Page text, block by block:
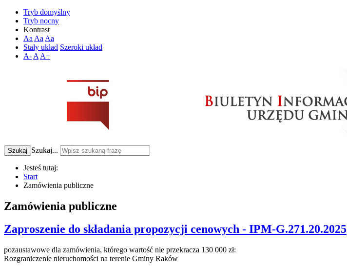
Tryb domyślny
Tryb nocny
Kontrast
Aa Aa Aa
Stały układ Szeroki układ
A- A A+
Szukaj Szukaj...
Jesteś tutaj:
Start
Zamówienia publiczne
Zamówienia publiczne
Zaproszenie do składania propozycji cenowych - IPM-G.271.20.2025
pozaustawowe dla zamówienia, którego wartość nie przekracza 130 000 zł:
Rozgraniczenie nieruchomości na terenie Gminy Raków